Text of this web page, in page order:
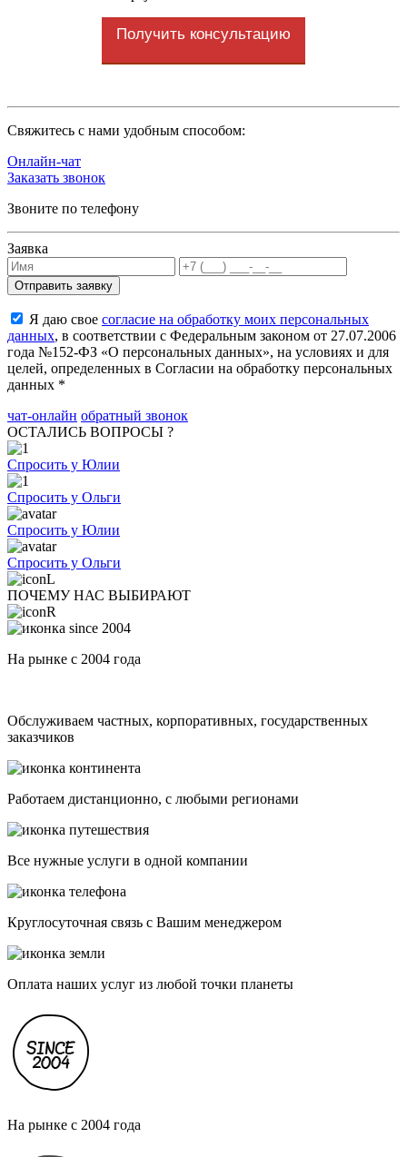
Получить консультацию
Cвяжитесь с нами удобным способом:
Онлайн-чат
Заказать звонок
Звоните по телефону
Заявка
Я даю свое согласие на обработку моих персональных
данных, в соответствии с Федеральным законом от 27.07.2006
года №152-ФЗ «О персональных данных», на условиях и для
целей, определенных в Согласии на обработку персональных
данных *
чат-онлайн обратный звонок
ОСТАЛИСЬ ВОПРОСЫ ?
Спросить у Юлии
Спросить у Ольги
Спросить у Юлии
Спросить у Ольги
ПОЧЕМУ НАС ВЫБИРАЮТ
На рынке с 2004 года
Обслуживаем частных, корпоративных, государственных
заказчиков
Работаем дистанционно, с любыми регионами
Все нужные услуги в одной компании
Круглосуточная связь с Вашим менеджером
Оплата наших услуг из любой точки планеты
На рынке с 2004 года